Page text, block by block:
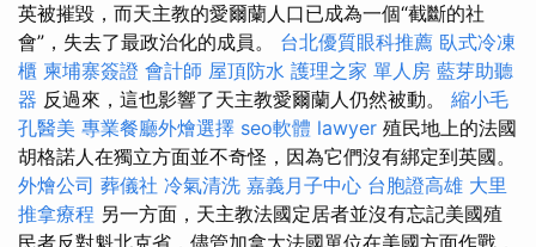
英被摧毀，而天主教的愛爾蘭人口已成為一個“截斷的社
會”，失去了最政治化的成員。 台北優質眼科推薦 臥式冷凍
櫃 柬埔寨簽證 會計師 屋頂防水 護理之家 單人房 藍芽助聽
器 反過來，這也影響了天主教愛爾蘭人仍​​然被動。 縮小毛
孔醫美 專業餐廳外燴選擇 seo軟體 lawyer 殖民地上的法國
胡格諾人在獨立方面並不奇怪，因為它們沒有綁定到英國。
外燴公司 葬儀社 冷氣清洗 嘉義月子中心 台胞證高雄 大里
推拿療程 另一方面，天主教法國定居者並沒有忘記美國殖
民者反對魁北克省，儘管加拿大法國單位在美國方面作戰，